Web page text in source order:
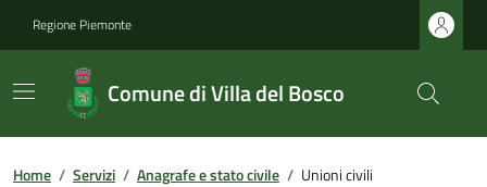
Regione Piemonte
Comune di Villa del Bosco
Home / Servizi / Anagrafe e stato civile / Unioni civili